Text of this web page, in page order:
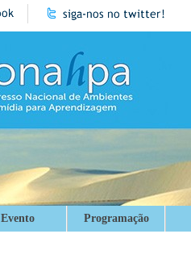
Evento Programação